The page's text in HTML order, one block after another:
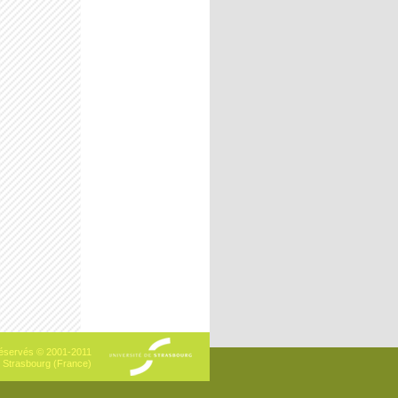
© 2001-2011
Strasbourg (France)